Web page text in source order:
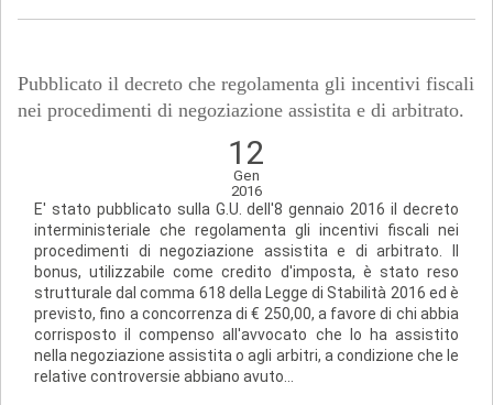
Pubblicato il decreto che regolamenta gli incentivi fiscali
nei procedimenti di negoziazione assistita e di arbitrato.
12
Gen
2016
E' stato pubblicato sulla G.U. dell'8 gennaio 2016 il decreto
interministeriale che regolamenta gli incentivi fiscali nei
procedimenti di negoziazione assistita e di arbitrato. Il
bonus, utilizzabile come credito d'imposta, è stato reso
strutturale dal comma 618 della Legge di Stabilità 2016 ed è
previsto, fino a concorrenza di € 250,00, a favore di chi abbia
corrisposto il compenso all'avvocato che lo ha assistito
nella negoziazione assistita o agli arbitri, a condizione che le
relative controversie abbiano avuto...